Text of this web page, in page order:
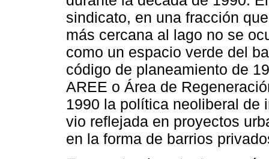
sindicato, en una fracción
más cercana al lago no se
como un espacio verde del
código de planeamiento de
AREE o Área de
1990 la política neoliberal de
vio reflejada en proyectos
en la forma de barrios